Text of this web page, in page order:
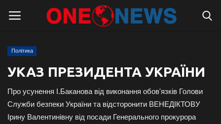
Головна
Контакти
Політика
УКАЗ ПРЕЗИДЕНТА УКРАЇНИ
Про усунення І.Баканова від виконання обов'язків Голови
Служби безпеки України та відсторонити ВЕНЕДІКТОВУ
Ірину Валентинівну від посади Генерального прокурора